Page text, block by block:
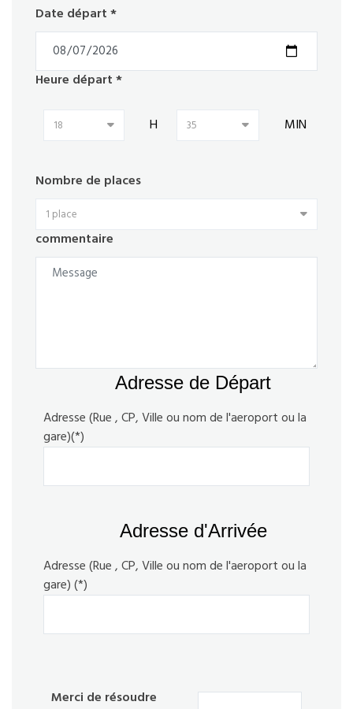
Date départ *
Heure départ *
18 H 35 MIN
Nombre de places
1 place
commentaire
Adresse de Départ
Adresse (Rue , CP, Ville ou nom de l'aeroport ou la
gare)(*)
Adresse d'Arrivée
Adresse (Rue , CP, Ville ou nom de l'aeroport ou la
gare) (*)
Merci de résoudre